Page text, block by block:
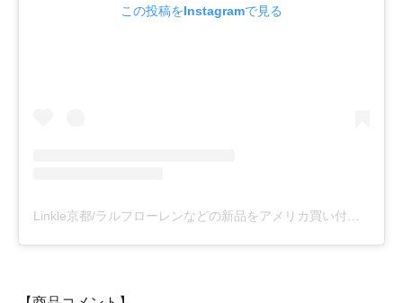
この投稿をInstagramで見る